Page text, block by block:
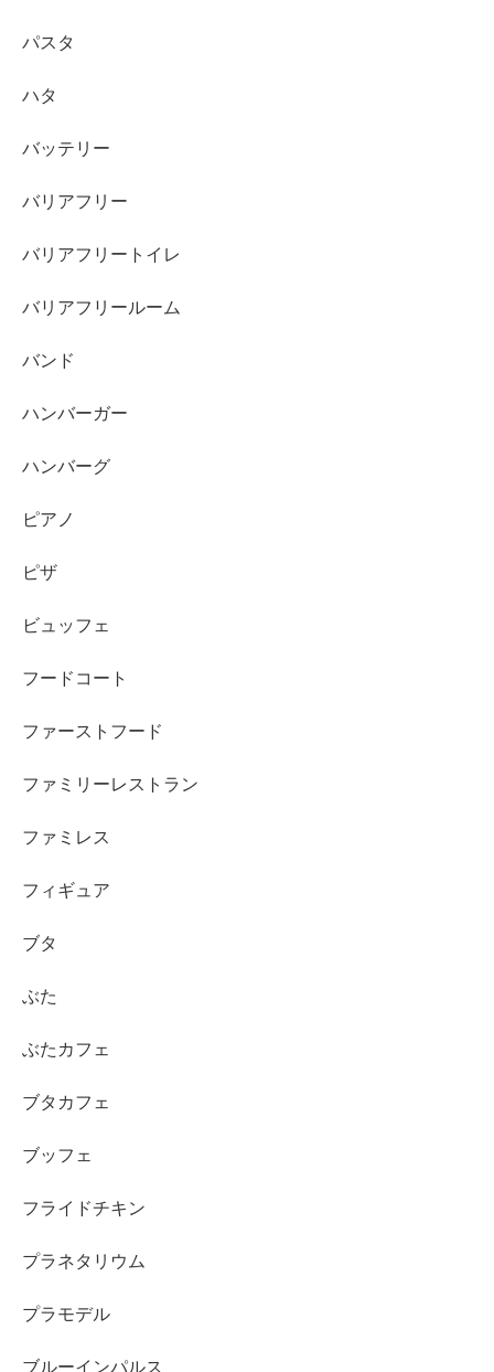
パスタ
ハタ
バッテリー
バリアフリー
バリアフリートイレ
バリアフリールーム
バンド
ハンバーガー
ハンバーグ
ピアノ
ピザ
ビュッフェ
フードコート
ファーストフード
ファミリーレストラン
ファミレス
フィギュア
ブタ
ぶた
ぶたカフェ
ブタカフェ
ブッフェ
フライドチキン
プラネタリウム
プラモデル
ブルーインパルス